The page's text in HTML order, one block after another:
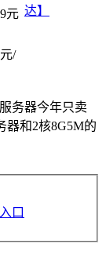
达】
元
/
务器今年只卖
器和2核8G5M的
口